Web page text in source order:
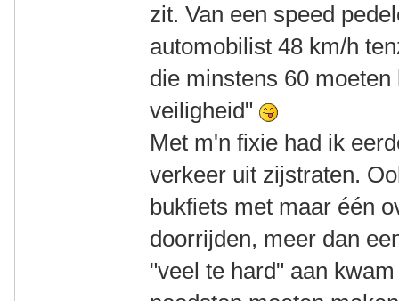
zit. Van een speed
automobilist 48 km/h
die minstens 60
veiligheid"
Met m'n fixie had ik
verkeer uit zijstraten.
bukfiets met maar één
doorrijden, meer dan
"veel te hard" aan